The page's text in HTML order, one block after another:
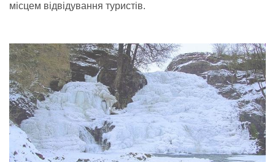
місцем відвідування туристів.